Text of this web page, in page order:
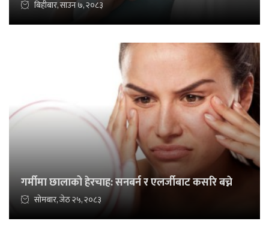
बिहीबार, साउन ७, २०८३
गर्मीमा छालाको हेरचाह: सनबर्न र एलर्जीबाट कसरि बच्ने
सोमबार, जेठ २५, २०८३